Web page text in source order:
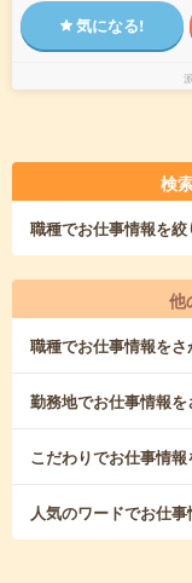
気になる!
検
職種でお仕事情報を絞
他
職種でお仕事情報をさ
勤務地でお仕事情報を
こだわりでお仕事情
人気のワードでお仕